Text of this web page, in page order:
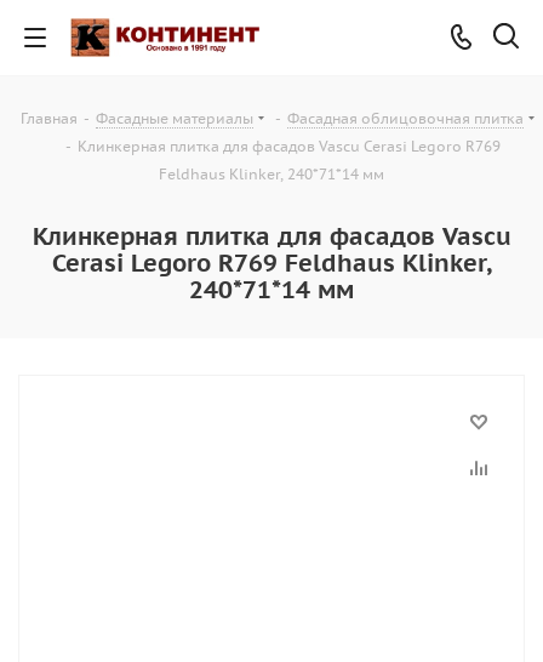
Главная - Фасадные материалы - Фасадная облицовочная плитка
- Клинкерная плитка для фасадов Vascu Cerasi Legoro R769
Feldhaus Klinker, 240*71*14 мм
Клинкерная плитка для фасадов Vascu
Cerasi Legoro R769 Feldhaus Klinker,
240*71*14 мм